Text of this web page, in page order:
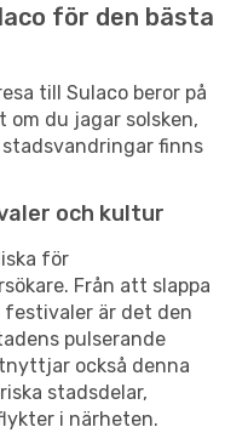
för den bästa
till Sulaco beror på
om du jagar solsken,
finns
och kultur
för
Från att slappa
är det den
pulserande
också denna
stadsdelar,
i närheten.